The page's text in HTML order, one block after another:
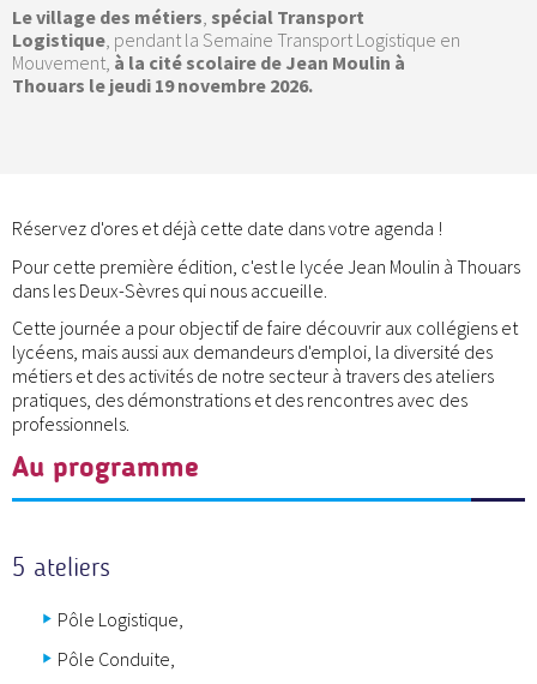
Le village des métiers, spécial Transport
Logistique, pendant la Semaine Transport Logistique en
Mouvement, à la cité scolaire de Jean Moulin à
Thouars le jeudi 19 novembre 2026.
Réservez d'ores et déjà cette date dans votre agenda !
Pour cette première édition, c'est le lycée Jean Moulin à Thouars
dans les Deux-Sèvres qui nous accueille.
Cette journée a pour objectif de faire découvrir aux collégiens et
lycéens, mais aussi aux demandeurs d'emploi, la diversité des
métiers et des activités de notre secteur à travers des ateliers
pratiques, des démonstrations et des rencontres avec des
professionnels.
Au programme
5 ateliers
Pôle Logistique,
Pôle Conduite,